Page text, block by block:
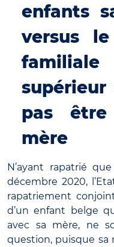
enfants
versus
supérieur
pas
mère
N’ayant rapatrié
décembre 2020,
rapatriement
d’un enfant belge
avec sa mère, ne
question, puisque sa